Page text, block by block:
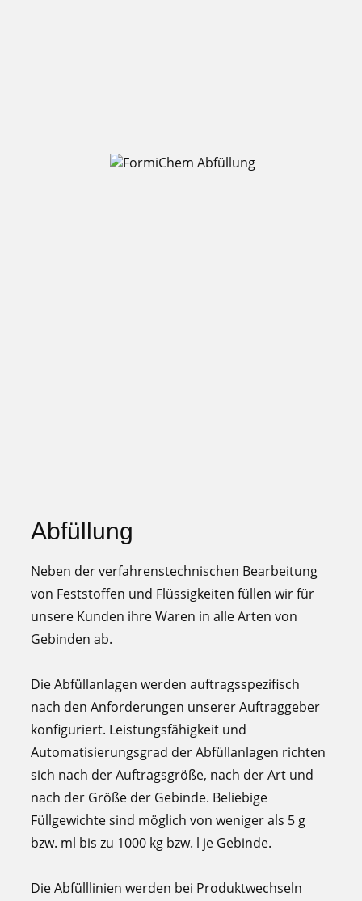
Abfüllung
Neben der verfahrenstechnischen Bearbeitung
von Feststoffen und Flüssigkeiten füllen wir für
unsere Kunden ihre Waren in alle Arten von
Gebinden ab.
Die Abfüllanlagen werden auftragsspezifisch
nach den Anforderungen unserer Auftraggeber
konfiguriert. Leistungsfähigkeit und
Automatisierungsgrad der Abfüllanlagen richten
sich nach der Auftragsgröße, nach der Art und
nach der Größe der Gebinde. Beliebige
Füllgewichte sind möglich von weniger als 5 g
bzw. ml bis zu 1000 kg bzw. l je Gebinde.
Die Abfülllinien werden bei Produktwechseln